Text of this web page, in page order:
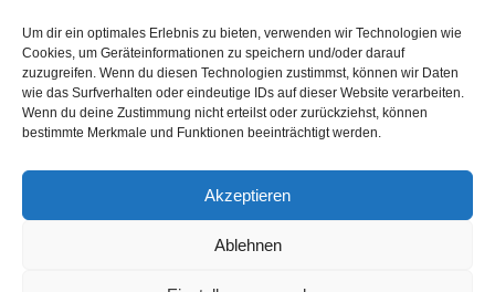
Um dir ein optimales Erlebnis zu bieten, verwenden wir Technologien wie
Cookies, um Geräteinformationen zu speichern und/oder darauf
zuzugreifen. Wenn du diesen Technologien zustimmst, können wir Daten
wie das Surfverhalten oder eindeutige IDs auf dieser Website verarbeiten.
Wenn du deine Zustimmung nicht erteilst oder zurückziehst, können
bestimmte Merkmale und Funktionen beeinträchtigt werden.
Akzeptieren
Ablehnen
10.00-12.00 Uhr & 14.00-16.00
Uhr
Do:
10.00-12.00 Uhr & 14.00-16.00